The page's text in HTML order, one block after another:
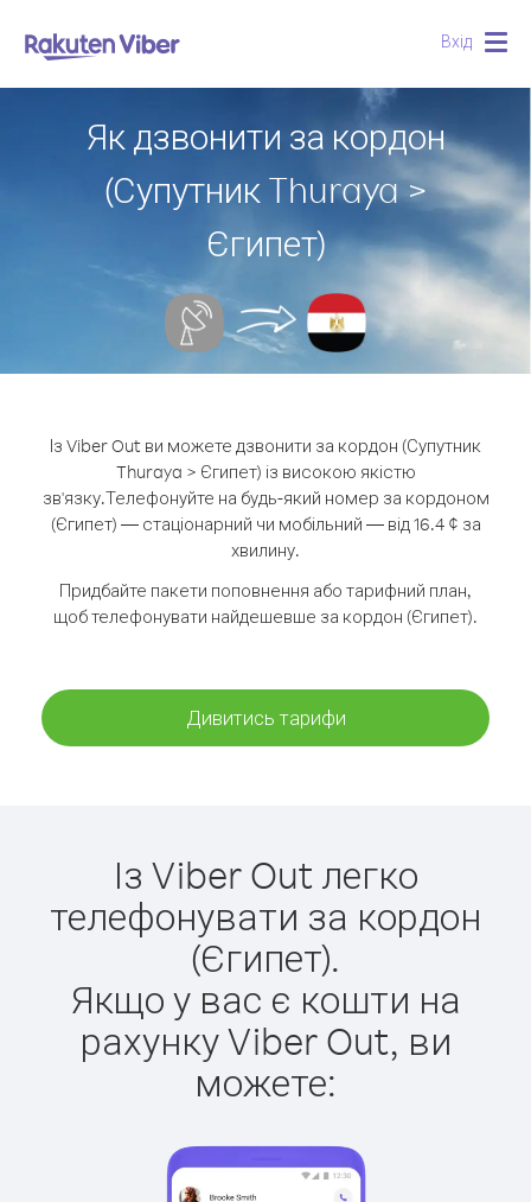
Вхід
Як дзвонити за кордон
(Супутник Thuraya >
Єгипет)
Із Viber Out ви можете дзвонити за кордон (Супутник
Thuraya > Єгипет) із високою якістю
зв'язку.Телефонуйте на будь-який номер за кордоном
(Єгипет) — стаціонарний чи мобільний — від 16.4 ¢ за
хвилину.
Придбайте пакети поповнення або тарифний план,
щоб телефонувати найдешевше за кордон (Єгипет).
Дивитись тарифи
Із Viber Out легко
телефонувати за кордон
(Єгипет).
Якщо у вас є кошти на
рахунку Viber Out, ви
можете: